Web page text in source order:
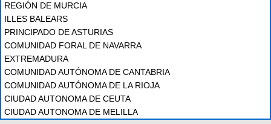
REGIÓN DE MURCIA
ILLES BALEARS
PRINCIPADO DE ASTURIAS
COMUNIDAD FORAL DE NAVARRA
EXTREMADURA
COMUNIDAD AUTÓNOMA DE CANTABRIA
COMUNIDAD AUTÓNOMA DE LA RIOJA
CIUDAD AUTONOMA DE CEUTA
CIUDAD AUTONOMA DE MELILLA